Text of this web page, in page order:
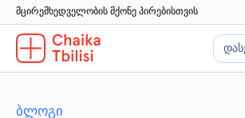
მცირემხედველობის მქონე პირებისთვის
ბლოგი